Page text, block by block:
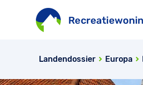
Landendossier Europa